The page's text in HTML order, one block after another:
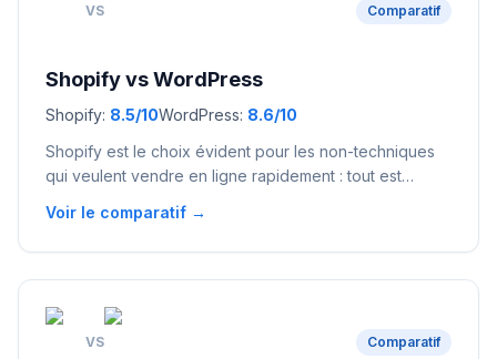
VS Comparatif
ShopifyvsWordPress
Shopify: 8.5/10WordPress: 8.6/10
Shopify est le choix évident pour les non-techniques
qui veulent vendre en ligne rapidement : tout est
plus de flexibilité et un coût moindre à long terme, mais
demande des compétences techniques pour
Voir le comparatif →
VS Comparatif